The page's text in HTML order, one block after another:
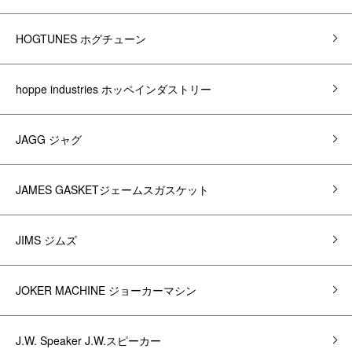
HOGTUNES ホグチューン
hoppe industries ホッペインダストリー
JAGG ジャグ
JAMES GASKETジェームスガスケット
JIMS ジムズ
JOKER MACHINE ジョーカーマシン
J.W. Speaker J.W.スピーカー